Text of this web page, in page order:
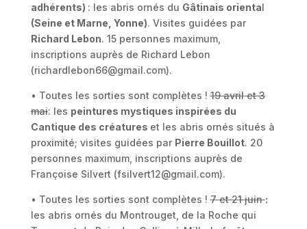
adhérents) : les abris ornés du Gâtinais oriental
(Seine et Marne, Yonne). Visites guidées par
Richard Lebon. 15 personnes maximum,
inscriptions auprès de Richard Lebon
(richardlebon66@gmail.com).
• Toutes les sorties sont complètes !19 avril et 3
mai: les peintures mystiques inspirées du
Cantique des créatures et les abris ornés situés à
proximité; visites guidées par Pierre Bouillot. 20
personnes maximum, inscriptions auprès de
Françoise Silvert (fsilvert12@gmail.com).
• Toutes les sorties sont complètes !7 et 21 juin:
les abris ornés du Montrouget, de la Roche qui